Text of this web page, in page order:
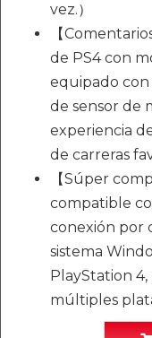
vez.）
【
de PS4 con
equipado
de sensor de
experiencia
de carreras
【Súper
compatible
conexión por
sistema
PlayStation
múltiples